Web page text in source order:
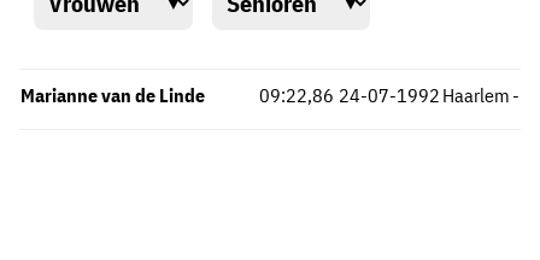
Marianne van de Linde Haarlem
09:22,86 -
24-07-1992